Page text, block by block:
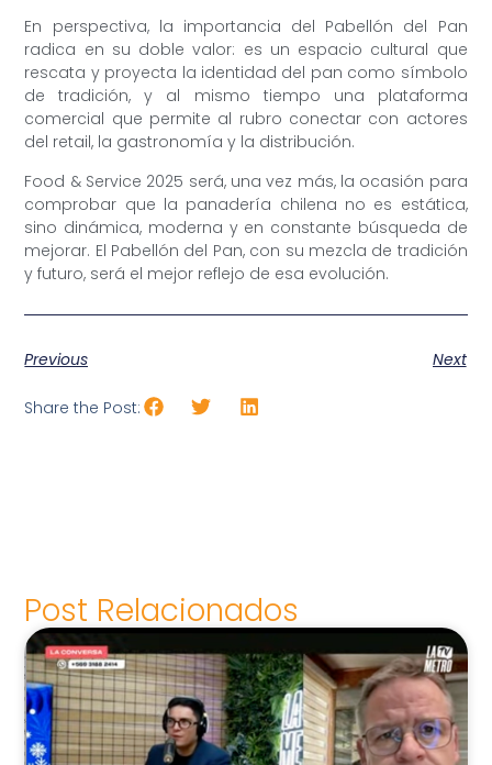
En perspectiva, la importancia del Pabellón del Pan
radica en su doble valor: es un espacio cultural que
rescata y proyecta la identidad del pan como símbolo
de tradición, y al mismo tiempo una plataforma
comercial que permite al rubro conectar con actores
del retail, la gastronomía y la distribución.
Food & Service 2025 será, una vez más, la ocasión para
comprobar que la panadería chilena no es estática,
sino dinámica, moderna y en constante búsqueda de
mejorar. El Pabellón del Pan, con su mezcla de tradición
y futuro, será el mejor reflejo de esa evolución.
Previous Next
Share the Post:
Post Relacionados